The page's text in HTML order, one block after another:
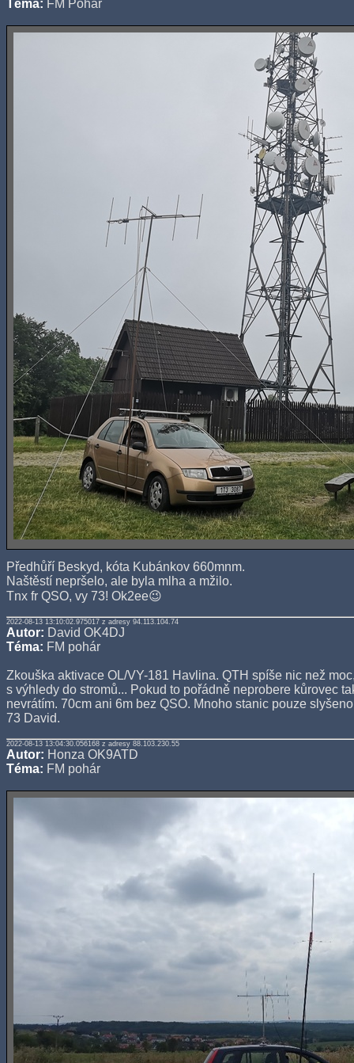
Téma: FM Pohár
Předhůří Beskyd, kóta Kubánkov 660mnm.
Naštěstí nepršelo, ale byla mlha a mžilo.
Tnx fr QSO, vy 73! Ok2ee😉
2022-08-13 13:10:02.975017 z adresy 94.113.104.74
Autor: David OK4DJ
Téma: FM pohár
Zkouška aktivace OL/VY-181 Havlina. QTH spíše nic než
s výhledy do stromů... Pokud to pořádně neprobere kůrovec
nevrátím. 70cm ani 6m bez QSO. Mnoho stanic pouze
73 David.
2022-08-13 13:04:30.056168 z adresy 88.103.230.55
Autor: Honza OK9ATD
Téma: FM pohár